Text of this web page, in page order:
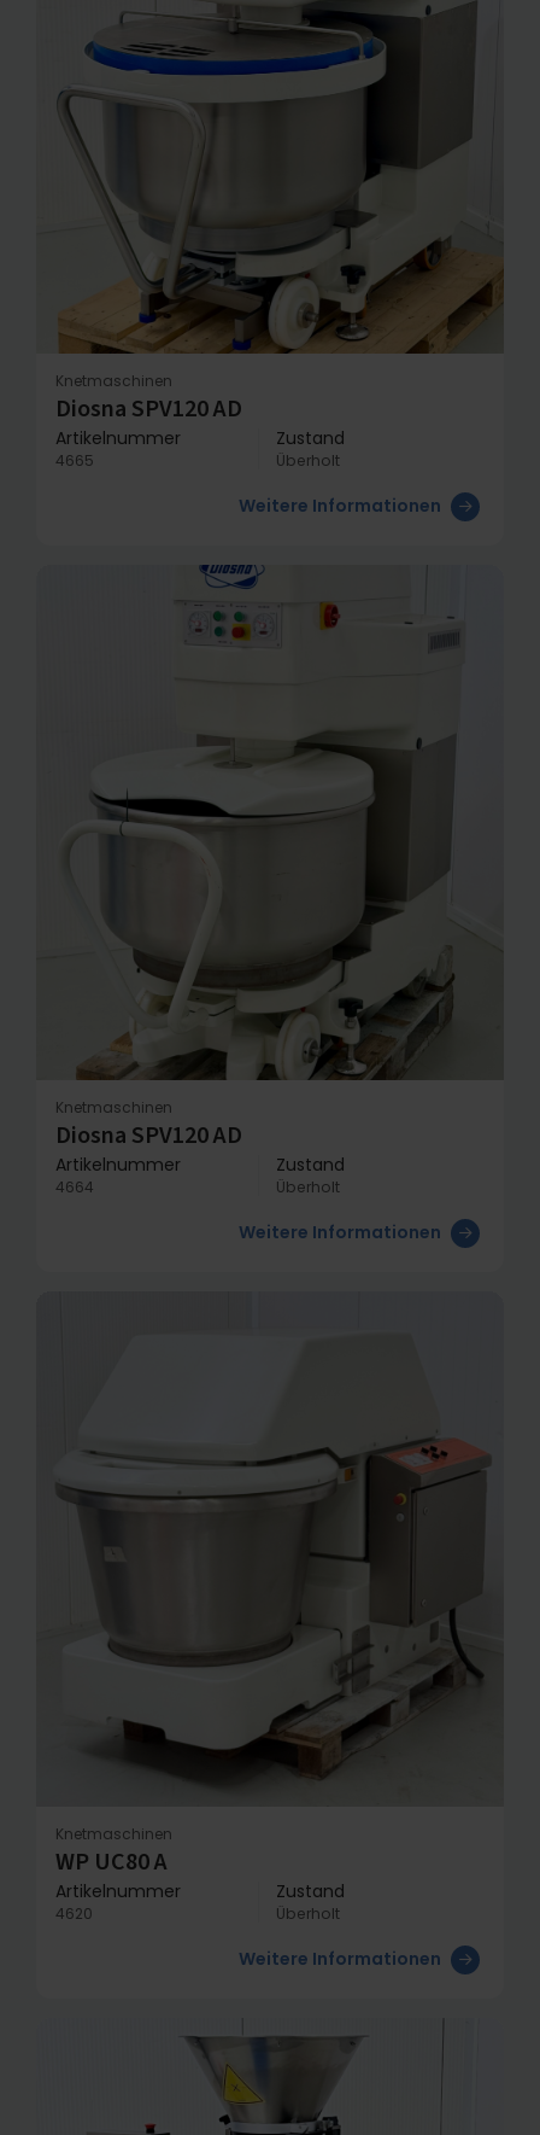
Knetmaschinen
Diosna SPV120 AD
Artikelnummer
4665
Zustand
Überholt
Weitere Informationen
Knetmaschinen
Diosna SPV120 AD
Artikelnummer
4664
Zustand
Überholt
Weitere Informationen
Knetmaschinen
WP UC80 A
Artikelnummer
4620
Zustand
Überholt
Weitere Informationen